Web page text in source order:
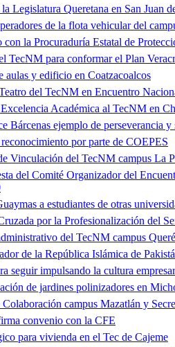
Legislatura Queretana en San Juan
de la flota vehicular del
la Procuraduría Estatal de
TecNM para conformar el Plan
aulas y edificio en Coatzacoalcos
del TecNM en Encuentro
Académica al TecNM en
Bárcenas ejemplo de perseverancia y
por parte de COEPES
Vinculación del TecNM campus La
del Comité Organizador del
a estudiantes de otras
por la Profesionalización del
del TecNM campus
de la República Islámica de
seguir impulsando la cultura
de jardines polinizadores en
campus Mazatlán y
convenio con la CFE
para vivienda en el Tec de Cajeme